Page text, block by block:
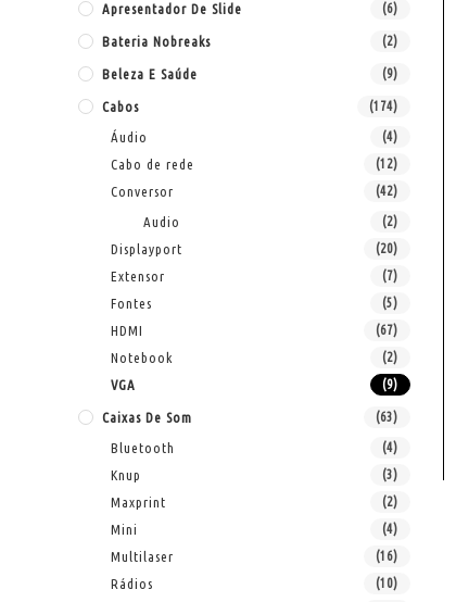
Apresentador De Slide (6)
Bateria Nobreaks (2)
Beleza E Saúde (9)
Cabos (174)
Áudio (4)
Cabo de rede (12)
Conversor (42)
Audio (2)
Displayport (20)
Extensor (7)
Fontes (5)
HDMI (67)
Notebook (2)
VGA (9)
Caixas De Som (63)
Bluetooth (4)
Knup (3)
Maxprint (2)
Mini (4)
Multilaser (16)
Rádios (10)